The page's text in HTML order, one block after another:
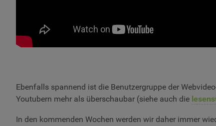
Ebenfalls spannend ist die Benutzergruppe der
Youtubern mehr als überschaubar (siehe auch die
In den kommenden Wochen werden wir daher immer